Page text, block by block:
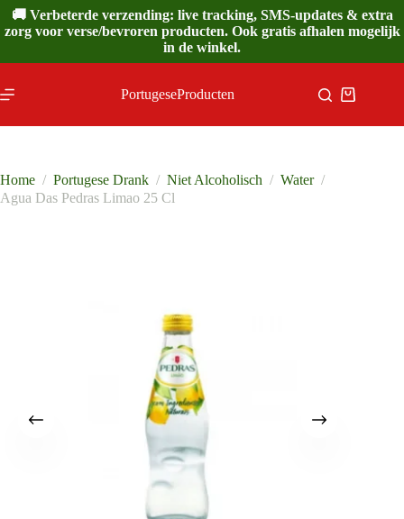
Ga
naar
de
🚚 Verbeterde verzending: live tracking, SMS-updates & extra
zorg voor verse/bevroren producten. Ook gratis afhalen mogelijk
in de winkel.
PortugeseProducten
Home / Portugese Drank / Niet Alcoholisch / Water /
Agua Das Pedras Limao 25 Cl